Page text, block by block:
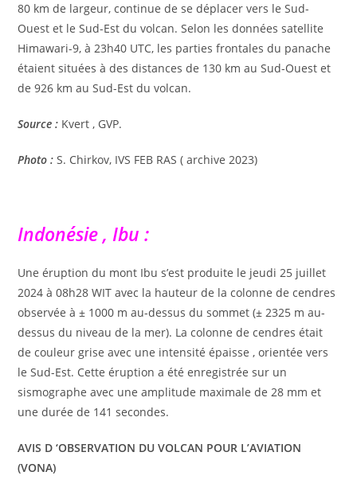
80 km de largeur, continue de se déplacer vers le Sud-
Ouest et le Sud-Est du volcan. Selon les données satellite
Himawari-9, à 23h40 UTC, les parties frontales du panache
étaient situées à des distances de 130 km au Sud-Ouest et
de 926 km au Sud-Est du volcan.
Source : Kvert , GVP.
Photo : S. Chirkov, IVS FEB RAS ( archive 2023)
Indonésie , Ibu :
Une éruption du mont Ibu s’est produite le jeudi 25 juillet
2024 à 08h28 WIT avec la hauteur de la colonne de cendres
observée à ± 1000 m au-dessus du sommet (± 2325 m au-
dessus du niveau de la mer). La colonne de cendres était
de couleur grise avec une intensité épaisse , orientée vers
le Sud-Est. Cette éruption a été enregistrée sur un
sismographe avec une amplitude maximale de 28 mm et
une durée de 141 secondes.
AVIS D ‘OBSERVATION DU VOLCAN POUR L’AVIATION
(VONA)